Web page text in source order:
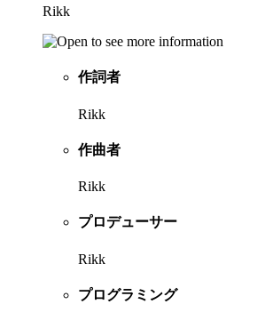
Rikk
作詞者
Rikk
作曲者
Rikk
プロデューサー
Rikk
プログラミング